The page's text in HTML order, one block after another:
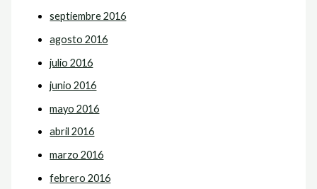
septiembre 2016
agosto 2016
julio 2016
junio 2016
mayo 2016
abril 2016
marzo 2016
febrero 2016